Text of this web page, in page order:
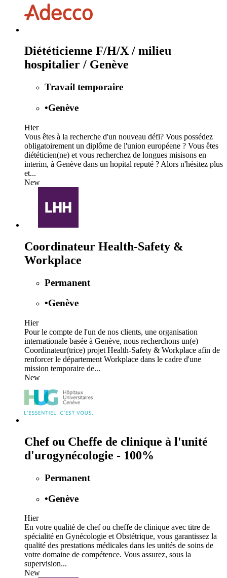
Diététicienne F/H/X / milieu
hospitalier / Genève
Travail temporaire
•Genève
Hier
Vous êtes à la recherche d'un nouveau défi? Vous possédez
obligatoirement un diplôme de l'union européene ? Vous êtes
diététicien(ne) et vous recherchez de longues misisons en
interim, à Genève dans un hopital reputé ? Alors n'hésitez plus
et...
New
Coordinateur Health-Safety &
Workplace
Permanent
•Genève
Hier
Pour le compte de l'un de nos clients, une organisation
internationale basée à Genève, nous recherchons un(e)
Coordinateur(trice) projet Health-Safety & Workplace afin de
renforcer le département Workplace dans le cadre d'une
mission temporaire de...
New
Chef ou Cheffe de clinique à l'unité
d'urogynécologie - 100%
Permanent
•Genève
Hier
En votre qualité de chef ou cheffe de clinique avec titre de
spécialité en Gynécologie et Obstétrique, vous garantissez la
qualité des prestations médicales dans les unités de soins de
votre domaine de compétence. Vous assurez, sous la
supervision...
New